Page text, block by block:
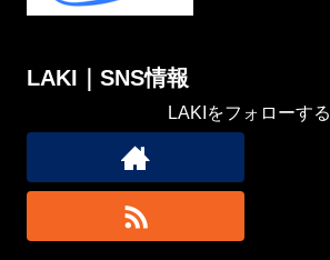
LAKI｜SNS情報
LAKIをフォローする